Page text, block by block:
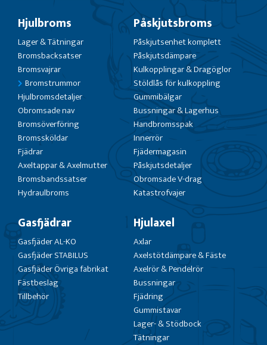
Hjulbroms
Lager & Tätningar
Bromsbacksatser
Bromsvajrar
Bromstrummor
Hjulbromsdetaljer
Obromsade nav
Bromsöverföring
Bromssköldar
Fjädrar
Axeltappar & Axelmutter
Bromsbandssatser
Hydraulbroms
Påskjutsbroms
Påskjutsenhet komplett
Påskjutsdämpare
Kulkopplingar & Dragöglor
Stöldlås för kulkoppling
Gummibälgar
Bussningar & Lagerhus
Handbromsspak
Innerrör
Fjädermagasin
Påskjutsdetaljer
Obromsade V-drag
Katastrofvajer
Gasfjädrar
Gasfjäder AL-KO
Gasfjäder STABILUS
Gasfjäder Övriga fabrikat
Fästbeslag
Tillbehör
Hjulaxel
Axlar
Axelstötdämpare & Fäste
Axelrör & Pendelrör
Bussningar
Fjädring
Gummistavar
Lager- & Stödbock
Tätningar